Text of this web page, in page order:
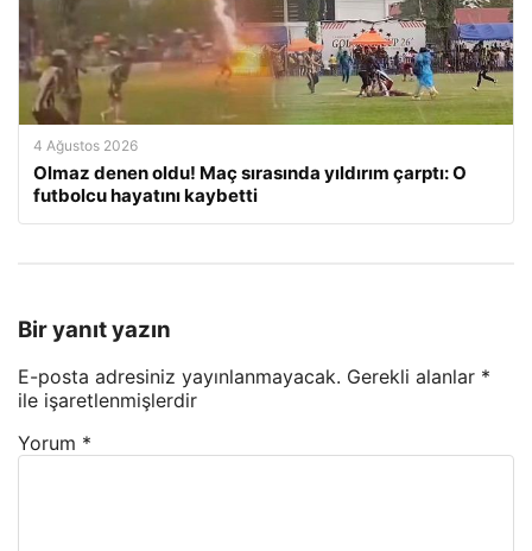
4 Ağustos 2026
Olmaz denen oldu! Maç sırasında yıldırım çarptı: O
futbolcu hayatını kaybetti
Bir yanıt yazın
E-posta adresiniz yayınlanmayacak. Gerekli alanlar *
ile işaretlenmişlerdir
Yorum *